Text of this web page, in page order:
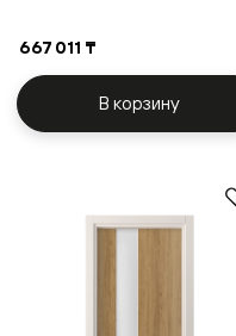
667 011 ₸
В корзину